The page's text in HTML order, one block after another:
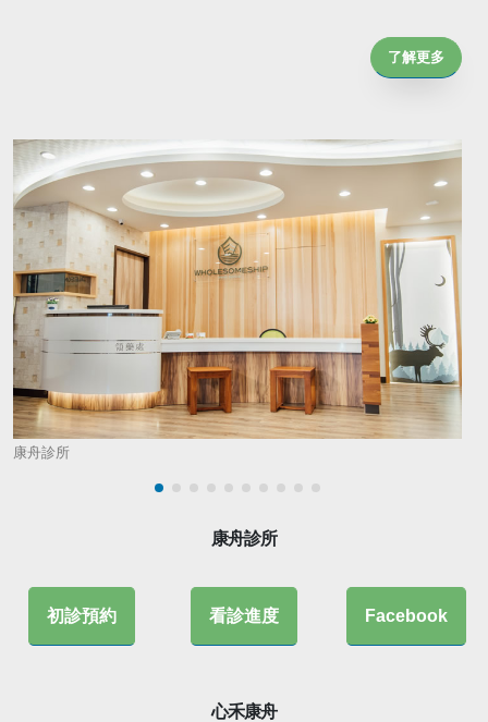
了解更多
康舟診所
康舟診所
康舟診所
初診預約 看診進度 Facebook
心禾康舟